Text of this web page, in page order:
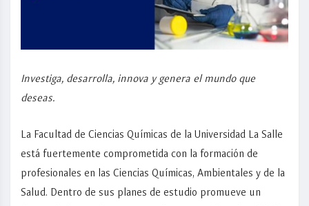
Investiga, desarrolla, innova y genera el mundo que
deseas.
La Facultad de Ciencias Químicas de la Universidad La Salle
está fuertemente comprometida con la formación de
profesionales en las Ciencias Químicas, Ambientales y de la
Salud. Dentro de sus planes de estudio promueve un